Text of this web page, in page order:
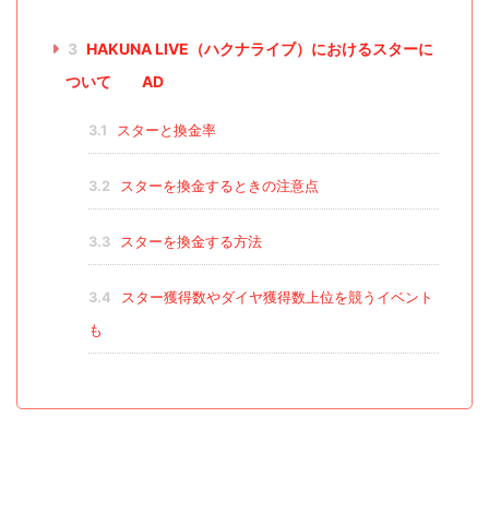
3 HAKUNA LIVE（ハクナライブ）におけるスターに
ついて AD
3.1 スターと換金率
3.2 スターを換金するときの注意点
3.3 スターを換金する方法
3.4
スター獲得数やダイヤ獲得数上位を競うイベント
も